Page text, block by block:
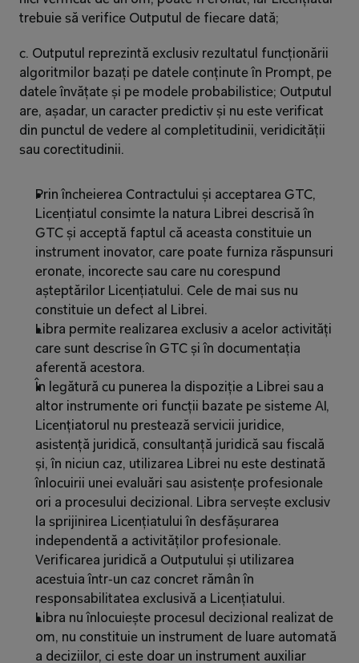
trebuie să verifice Outputul de fiecare dată;
c. Outputul reprezintă exclusiv rezultatul funcționării
algoritmilor bazați pe datele conținute în Prompt, pe
datele învățate și pe modele probabilistice; Outputul
are, așadar, un caracter predictiv și nu este verificat
din punctul de vedere al completitudinii, veridicității
sau corectitudinii.
Prin încheierea Contractului și acceptarea GTC,
Licențiatul consimte la natura Librei descrisă în
GTC și acceptă faptul că aceasta constituie un
instrument inovator, care poate furniza răspunsuri
eronate, incorecte sau care nu corespund
așteptărilor Licențiatului. Cele de mai sus nu
constituie un defect al Librei.
Libra permite realizarea exclusiv a acelor activități
care sunt descrise în GTC și în documentația
aferentă acestora.
În legătură cu punerea la dispoziție a Librei sau a
altor instrumente ori funcții bazate pe sisteme AI,
Licențiatorul nu prestează servicii juridice,
asistență juridică, consultanță juridică sau fiscală
și, în niciun caz, utilizarea Librei nu este destinată
înlocuirii unei evaluări sau asistențe profesionale
ori a procesului decizional. Libra servește exclusiv
la sprijinirea Licențiatului în desfășurarea
independentă a activităților profesionale.
Verificarea juridică a Outputului și utilizarea
acestuia într‑un caz concret rămân în
responsabilitatea exclusivă a Licențiatului.
Libra nu înlocuiește procesul decizional realizat de
om, nu constituie un instrument de luare automată
a deciziilor, ci este doar un instrument auxiliar